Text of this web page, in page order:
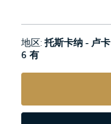
地区:托斯卡纳 - 卢卡
6 有